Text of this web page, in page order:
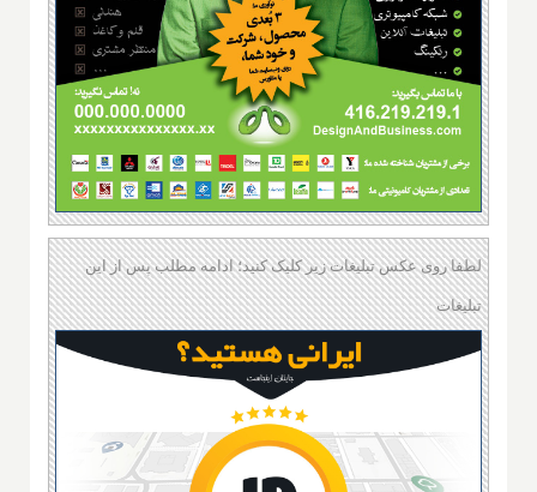
لطفا روی عکس تبلیغات زیر کلیک کنید؛ ادامه مطلب پس از این
تبلیغات